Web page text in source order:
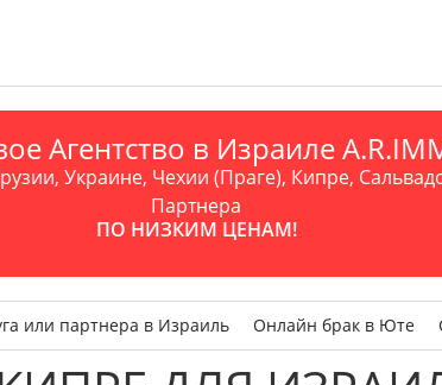
Агентство в Израиле
Украине, Чехии (Праге), Кипре,
Партнера
ПО НИЗКИМ ЦЕНАМ!
или партнера в Израиль Онлайн брак в Юте